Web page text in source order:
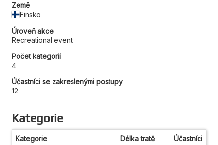
Země
Finsko
Úroveň akce
Recreational event
Počet kategorií
4
Účastníci se zakreslenými postupy
12
Kategorie
Kategorie Délka tratě Účastníci